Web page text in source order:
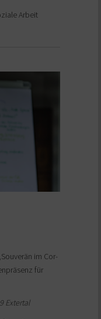
Arbeit
im Cor-
für
Extertal